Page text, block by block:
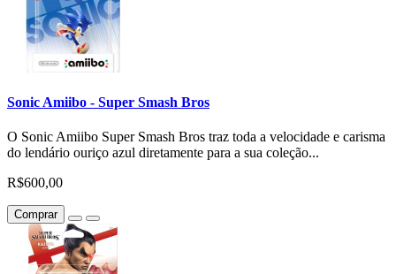
Sonic Amiibo - Super Smash Bros
O Sonic Amiibo Super Smash Bros traz toda a velocidade e carisma
do lendário ouriço azul diretamente para a sua coleção...
R$600,00
Comprar